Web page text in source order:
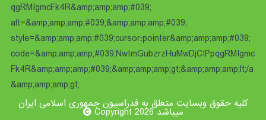
qgRMIgmcFk4R&amp;amp;amp;#039;
alt=&amp;amp;amp;#039;&amp;amp;amp;#039;
style=&amp;amp;amp;#039;cursor:pointer&amp;amp;amp;#039;
code=&amp;amp;amp;#039;NwtmGubzrzHuMwDjCIPpqgRMIgmc
Fk4R&amp;amp;amp;#039;&amp;amp;amp;gt;&amp;amp;amp;lt;/a
&amp;amp;amp;gt;
کلیه حقوق وبسایت متعلق به فدراسیون جمهوری اسلامی ایران
میباشد Copyright 2026